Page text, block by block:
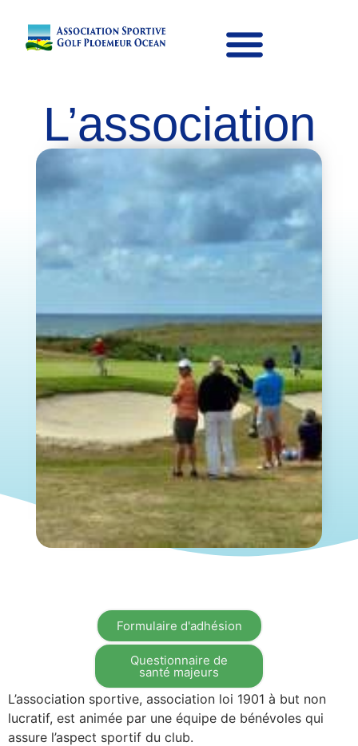
L’association
Formulaire d'adhésion
Questionnaire de
santé majeurs
L’association sportive, association loi 1901 à but non
lucratif, est animée par une équipe de bénévoles qui
assure l’aspect sportif du club.